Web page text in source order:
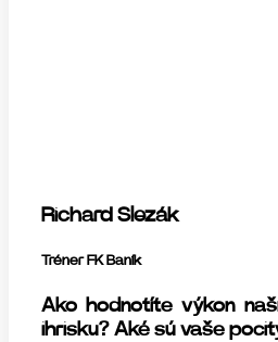
Richard Slezák
Tréner FK Baník
Ako hodnotíte výkon
ihrisku? Aké sú vaše